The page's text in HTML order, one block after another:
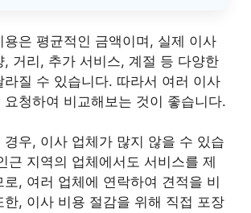
용은 평균적인 금액이며, 실제 이사
, 거리, 추가 서비스, 계절 등 다양한
라질 수 있습니다. 따라서 여러 이사
요청하여 비교해보는 것이 좋습니다.
경우, 이사 업체가 많지 않을 수 있습
근 지역의 업체에서도 서비스를 제
로, 여러 업체에 연락하여 견적을 비
한, 이사 비용 절감을 위해 직접 포장